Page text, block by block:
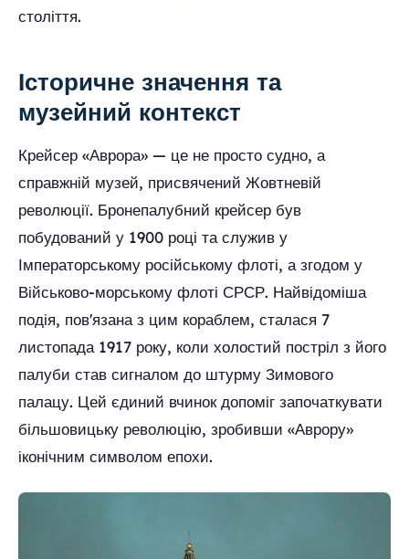
століття.
Історичне значення та
музейний контекст
Крейсер «Аврора» — це не просто судно, а
справжній музей, присвячений Жовтневій
революції. Бронепалубний крейсер був
побудований у 1900 році та служив у
Імператорському російському флоті, а згодом у
Військово-морському флоті СРСР. Найвідоміша
подія, пов'язана з цим кораблем, сталася 7
листопада 1917 року, коли холостий постріл з його
палуби став сигналом до штурму Зимового
палацу. Цей єдиний вчинок допоміг започаткувати
більшовицьку революцію, зробивши «Аврору»
іконічним символом епохи.